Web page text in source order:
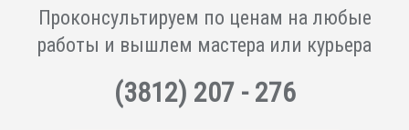
Проконсультируем по ценам на любые
работы и вышлем мастера или курьера
(3812) 207 - 276